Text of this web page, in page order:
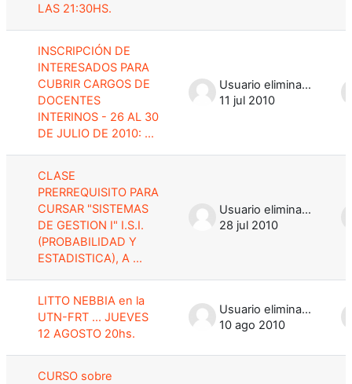
LAS 21:30HS.
INSCRIPCIÓN DE
INTERESADOS PARA
CUBRIR CARGOS DE
DOCENTES
INTERINOS - 26 AL 30
DE JULIO DE 2010: ...
Usuario eliminado
11 jul 2010
CLASE
PRERREQUISITO PARA
CURSAR "SISTEMAS
DE GESTION I" I.S.I.
(PROBABILIDAD Y
ESTADISTICA), A ...
Usuario eliminado
28 jul 2010
LITTO NEBBIA en la
UTN-FRT ... JUEVES
12 AGOSTO 20hs.
Usuario eliminado
10 ago 2010
CURSO sobre